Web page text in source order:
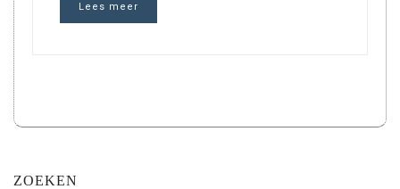
Lees meer
ZOEKEN